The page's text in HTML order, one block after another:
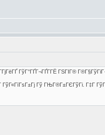
ГўГ°ГҐГ¬ГҐГ­ГЁ ГЅГІГ®
ГўГ«ГїГѕГ±Гј Гў ГЊГ®Г±ГЄГўГі. Г‡Г